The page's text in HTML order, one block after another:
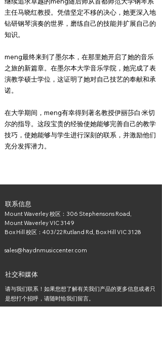
主任马晓红教授。凭借坚定不移的决心，她更深入地
钻研钢琴演奏的世界，磨练自己的技能并扩展自己的
知识。
meng最终来到了墨尔本，在那里她开启了她的音乐
之旅的新篇章。在墨尔本大学音乐学院，她完成了表
演教学硕士学位，这证明了她对自己技艺的奉献和承
诺。
在大学期间，meng有幸得到著名教授伊丽莎白·米切
尔的指导。这段宝贵的经验使她能够完善自己的教学
技巧，使她能够与学生进行深刻的联系，并激励他们
充分发挥潜力。
联系信息
Mount Waverley 校区：306 Stephensons Road,
Mount Waverley VIC 3149
Box Hill 校区：403/22 Rutland Rd, Box Hill VIC 3128
sales@haydnmusiccenter.com
社交和媒体
请与我们联系！如果您想了解有关我们产品的更多信息或者只
是想打个招呼，请随时给我们留言。